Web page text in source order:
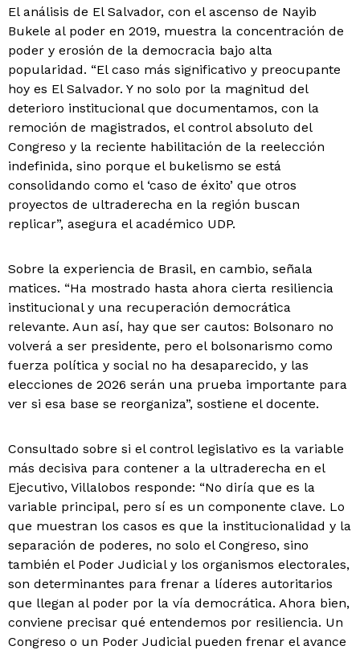
El análisis de El Salvador, con el ascenso de Nayib
Bukele al poder en 2019, muestra la concentración de
poder y erosión de la democracia bajo alta
popularidad. “El caso más significativo y preocupante
hoy es El Salvador. Y no solo por la magnitud del
deterioro institucional que documentamos, con la
remoción de magistrados, el control absoluto del
Congreso y la reciente habilitación de la reelección
indefinida, sino porque el bukelismo se está
consolidando como el ‘caso de éxito’ que otros
proyectos de ultraderecha en la región buscan
replicar”, asegura el académico UDP.
Sobre la experiencia de Brasil, en cambio, señala
matices. “Ha mostrado hasta ahora cierta resiliencia
institucional y una recuperación democrática
relevante. Aun así, hay que ser cautos: Bolsonaro no
volverá a ser presidente, pero el bolsonarismo como
fuerza política y social no ha desaparecido, y las
elecciones de 2026 serán una prueba importante para
ver si esa base se reorganiza”, sostiene el docente.
Consultado sobre si el control legislativo es la variable
más decisiva para contener a la ultraderecha en el
Ejecutivo, Villalobos responde: “No diría que es la
variable principal, pero sí es un componente clave. Lo
que muestran los casos es que la institucionalidad y la
separación de poderes, no solo el Congreso, sino
también el Poder Judicial y los organismos electorales,
son determinantes para frenar a líderes autoritarios
que llegan al poder por la vía democrática. Ahora bien,
conviene precisar qué entendemos por resiliencia. Un
Congreso o un Poder Judicial pueden frenar el avance